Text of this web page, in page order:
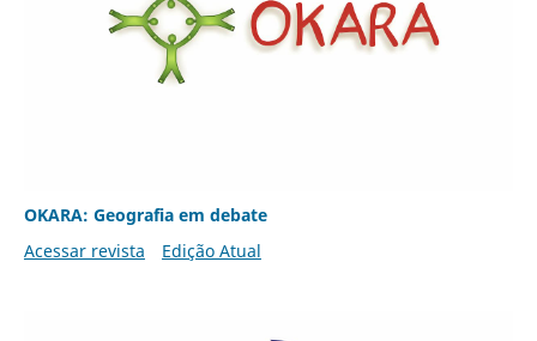
OKARA: Geografia em debate
Acessar revista
Edição Atual